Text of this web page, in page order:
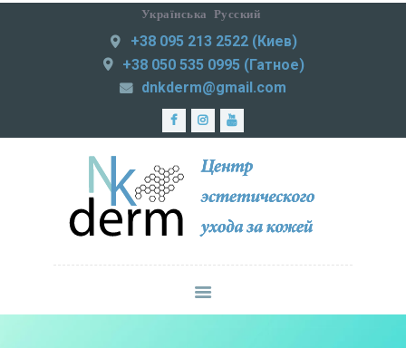
Українська Русский
+38 095 213 2522 (Киев)
+38 050 535 0995 (Гатное)
dnkderm@gmail.com
NKDERM
Центр эстетического ухода за кожей
ЛАЗЕРНАЯ
ЭПИЛЯЦИЯ
МЕДИЦИНСКАЯ
ПРАКТИКА
ИНЪЕКЦИОННАЯ
СМАС-ЛИФТИНГ